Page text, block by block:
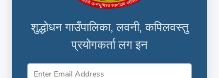
शुद्धोधन गाउँपालिका, लवनी, कपिलवस्तु
प्रयोगकर्ता लग इन